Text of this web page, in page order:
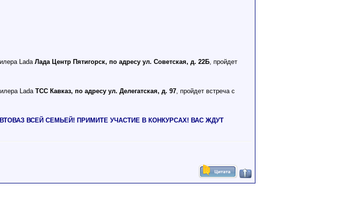
Lada Лада Центр Пятигорск, по адресу ул. Советская, д. 22Б, пройдет
LadaТСС Кавказ, по адресу ул. Делегатская, д. 97, пройдет встреча с
ВСЕЙ СЕМЬЕЙ! ПРИМИТЕ УЧАСТИЕ В КОНКУРСАХ! ВАС ЖДУТ